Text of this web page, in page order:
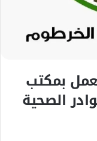
بمكتب
الصحية